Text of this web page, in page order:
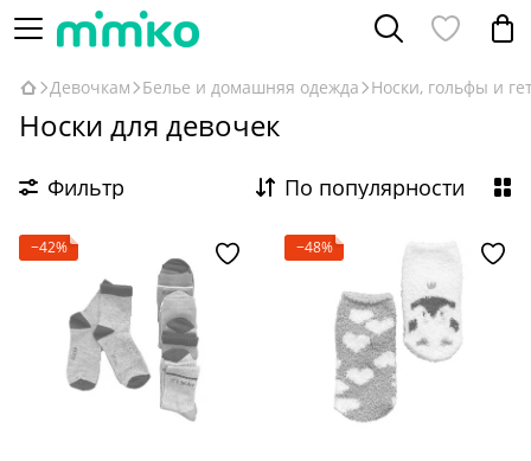
Девочкам Белье и домашняя одежда Носки, гольфы и
Носки для девочек
Фильтр По популярности
−42% −48%